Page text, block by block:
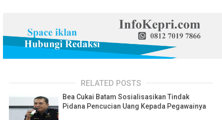
RELATED POSTS
Bea Cukai Batam Sosialisasikan Tindak
Pidana Pencucian Uang Kepada Pegawainya